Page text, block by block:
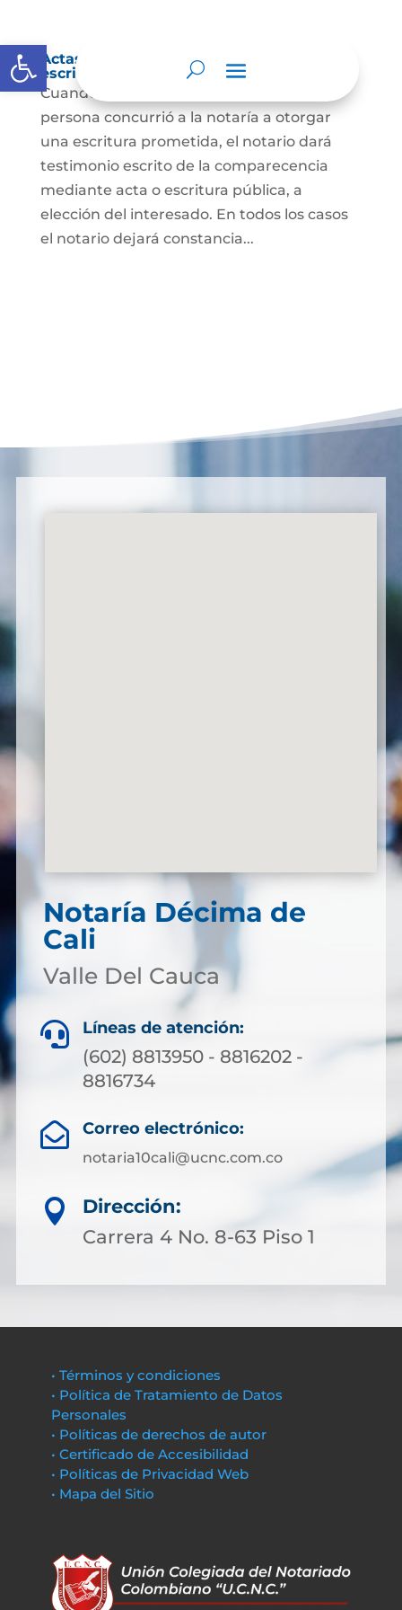
Abrir barra de herramientas
Actas de comparecencia para otorgar
escritura pública
Cuando se trate de comprobar que una
persona concurrió a la notaría a otorgar
una escritura prometida, el notario dará
testimonio escrito de la comparecencia
mediante acta o escritura pública, a
elección del interesado. En todos los casos
el notario dejará constancia...
Notaría Décima de
Cali
Valle Del Cauca
 Líneas de atención:
(602) 8813950 - 8816202 -
8816734
 Correo electrónico:
notaria10cali@ucnc.com.co

Dirección:
Carrera 4 No. 8-63 Piso 1
• Términos y condiciones
• Política de Tratamiento de Datos
Personales
• Políticas de derechos de autor
• Certificado de Accesibilidad
• Políticas de Privacidad Web
• Mapa del Sitio